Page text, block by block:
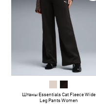
Штаны Essentials Cat Fleece Wide
Leg Pants Women